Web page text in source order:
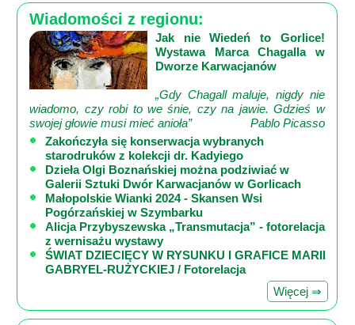
Wiadomości z regionu:
Jak nie Wiedeń to Gorlice!
Wystawa Marca Chagalla w
Dworze Karwacjanów
„Gdy Chagall maluje, nigdy nie
wiadomo, czy robi to we śnie, czy na jawie. Gdzieś w
swojej głowie musi mieć anioła”
Pablo Picasso
Zakończyła się konserwacja wybranych
starodruków z kolekcji dr. Kadyiego
Dzieła Olgi Boznańskiej można podziwiać w
Galerii Sztuki Dwór Karwacjanów w Gorlicach
Małopolskie Wianki 2024 - Skansen Wsi
Pogórzańskiej w Szymbarku
Alicja Przybyszewska „Transmutacja” - fotorelacja
z wernisażu wystawy
ŚWIAT DZIECIĘCY W RYSUNKU I GRAFICE MARII
GABRYEL-RUŻYCKIEJ / Fotorelacja
Więcej ⇒